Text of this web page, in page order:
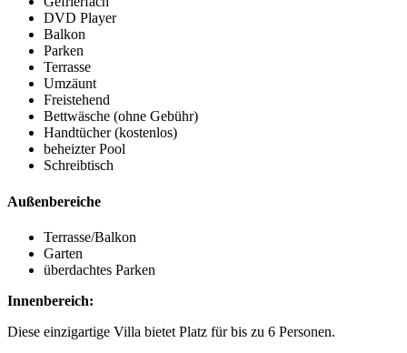
DVD Player
Balkon
Parken
Terrasse
Umzäunt
Freistehend
Bettwäsche (ohne Gebühr)
Handtücher (kostenlos)
beheizter Pool
Schreibtisch
Außenbereiche
Terrasse/Balkon
Garten
überdachtes Parken
Innenbereich:
Diese einzigartige Villa bietet Platz für bis zu 6 Personen.